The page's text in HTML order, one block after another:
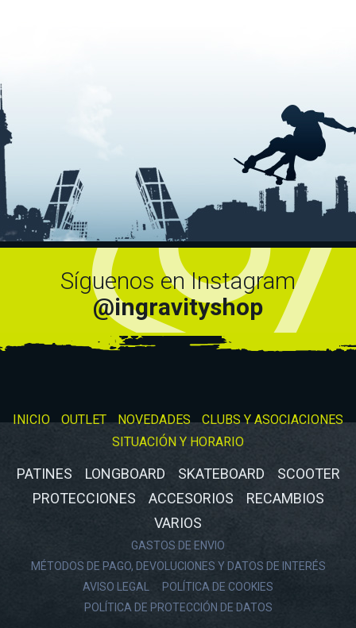
Síguenos en Instagram
@ingravityshop
INICIO OUTLET NOVEDADES
CLUBS Y ASOCIACIONES
SITUACIÓN Y HORARIO
PATINES LONGBOARD SKATEBOARD
SCOOTER
PROTECCIONES
ACCESORIOS
RECAMBIOS
VARIOS
GASTOS DE ENVIO
MÉTODOS DE PAGO, DEVOLUCIONES Y DATOS DE INTERÉS
AVISO LEGAL
POLÍTICA DE COOKIES
POLÍTICA DE PROTECCIÓN DE DATOS